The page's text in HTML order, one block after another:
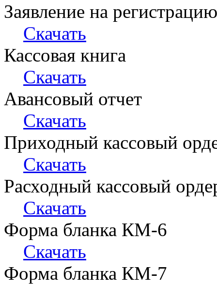
Заявление на
Скачать
Кассовая книга
Скачать
Авансовый отчет
Скачать
Приходный кассовый
Скачать
Расходный кассовый
Скачать
Форма бланка КМ-6
Скачать
Форма бланка КМ-7